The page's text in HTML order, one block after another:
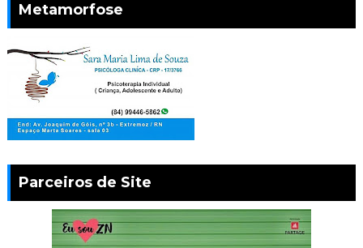
Metamorfose
Parceiros de Site